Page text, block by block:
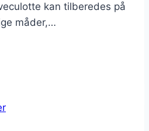
kan tilberedes på
måder,…